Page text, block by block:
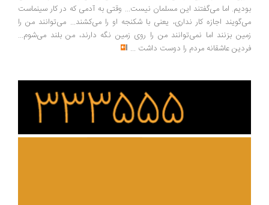
بودیم. اما می‌گفتند این مسلمان نیست... وقتی به آدمی که در کار سینماست
می‌گویند اجازه کار نداری، یعنی با شکنجه او را می‌کشند... می‌توانند من را
زمین بزنند اما نمی‌توانند من را روی زمین نگه دارند، من بلند می‌شوم...
فردین عاشقانه مردم را دوست داشت ...